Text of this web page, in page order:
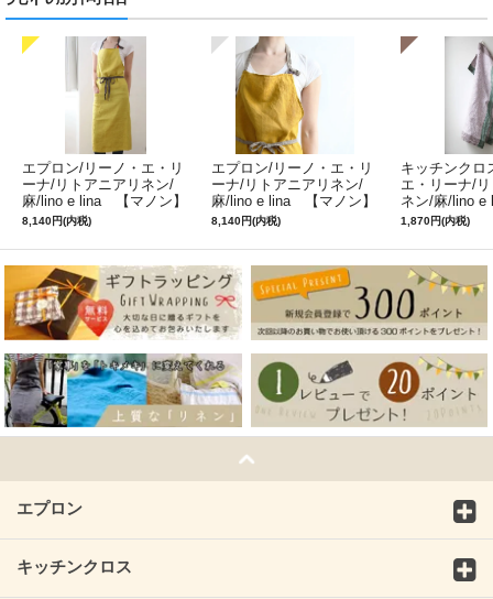
エプロン/リーノ・エ・リ
ーナ/リトアニアリネン/
麻/lino e lina 【マノン】
ミモザ
8,140円(内税)
エプロン/リーノ・エ・リ
ーナ/リトアニアリネン/
麻/lino e lina 【マノン】
サフランイエロー
8,140円(内税)
キッチンクロ
エ・リーナ/
ネン/麻/lino
ルフィ】パー
1,870円(内税)
エプロン
キッチンクロス